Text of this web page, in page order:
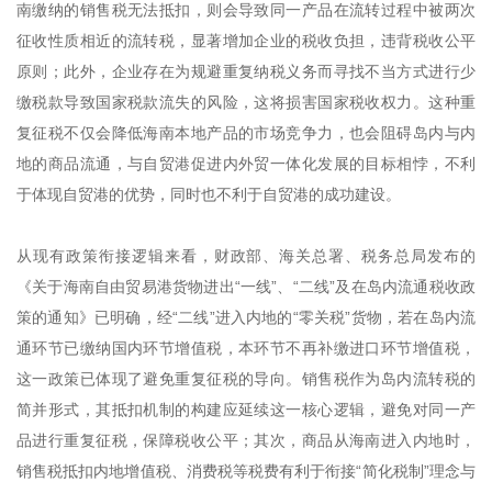
南缴纳的销售税无法抵扣，则会导致同一产品在流转过程中被两次
征收性质相近的流转税，显著增加企业的税收负担，违背税收公平
原则；此外，企业存在为规避重复纳税义务而寻找不当方式进行少
缴税款导致国家税款流失的风险，这将损害国家税收权力。这种重
复征税不仅会降低海南本地产品的市场竞争力，也会阻碍岛内与内
地的商品流通，与自贸港促进内外贸一体化发展的目标相悖，不利
于体现自贸港的优势，同时也不利于自贸港的成功建设。
从现有政策衔接逻辑来看，财政部、海关总署、税务总局发布的
《关于海南自由贸易港货物进出“一线”、“二线”及在岛内流通税收政
策的通知》已明确，经“二线”进入内地的“零关税”货物，若在岛内流
通环节已缴纳国内环节增值税，本环节不再补缴进口环节增值税，
这一政策已体现了避免重复征税的导向。销售税作为岛内流转税的
简并形式，其抵扣机制的构建应延续这一核心逻辑，避免对同一产
品进行重复征税，保障税收公平；其次，商品从海南进入内地时，
销售税抵扣内地增值税、消费税等税费有利于衔接“简化税制”理念与